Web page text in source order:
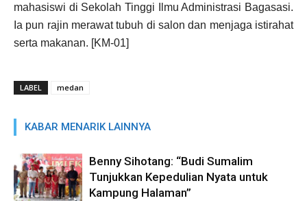
mahasiswi di Sekolah Tinggi Ilmu Administrasi Bagasasi.
Ia pun rajin merawat tubuh di salon dan menjaga istirahat
serta makanan. [KM-01]
LABEL medan
KABAR MENARIK LAINNYA
Benny Sihotang: “Budi Sumalim
Tunjukkan Kepedulian Nyata untuk
Kampung Halaman”